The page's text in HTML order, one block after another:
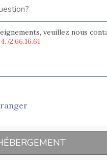
veuillez nous